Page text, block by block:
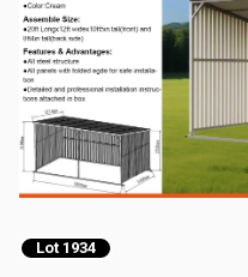
Lot 1934